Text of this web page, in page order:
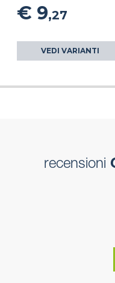
€ 9,27
VEDI VARIANTI
recensioni